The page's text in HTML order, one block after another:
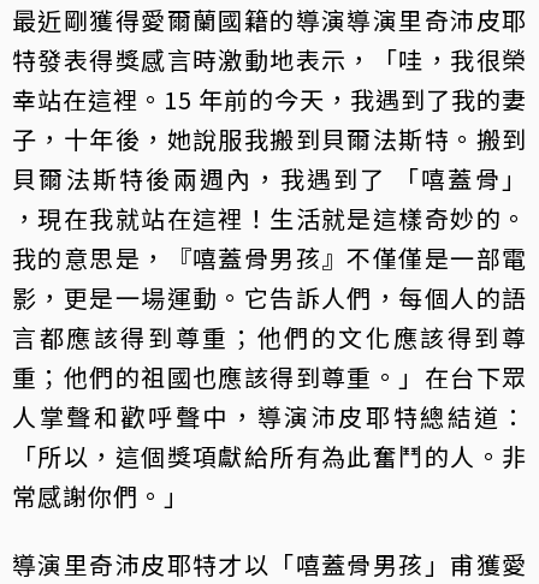
最近剛獲得愛爾蘭國籍的導演導演里奇沛皮耶
特發表得獎感言時激動地表示，「哇，我很榮
幸站在這裡。15 年前的今天，我遇到了我的妻
子，十年後，她說服我搬到貝爾法斯特。搬到
貝爾法斯特後兩週內，我遇到了 「嘻蓋骨」
，現在我就站在這裡！生活就是這樣奇妙的。
我的意思是，『嘻蓋骨男孩』不僅僅是一部電
影，更是一場運動。它告訴人們，每個人的語
言都應該得到尊重；他們的文化應該得到尊
重；他們的祖國也應該得到尊重。」在台下眾
人掌聲和歡呼聲中，導演沛皮耶特總結道：
「所以，這個獎項獻給所有為此奮鬥的人。非
常感謝你們。」
導演里奇沛皮耶特才以「嘻蓋骨男孩」甫獲愛